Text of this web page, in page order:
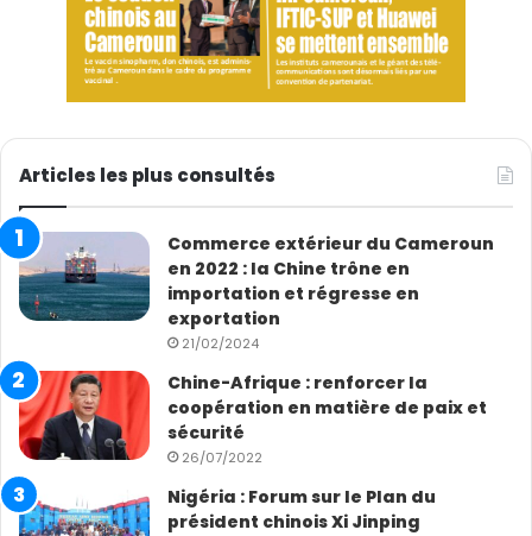
Articles les plus consultés
Commerce extérieur du Cameroun
en 2022 : la Chine trône en
importation et régresse en
exportation
21/02/2024
Chine-Afrique : renforcer la
coopération en matière de paix et
sécurité
26/07/2022
Nigéria : Forum sur le Plan du
président chinois Xi Jinping